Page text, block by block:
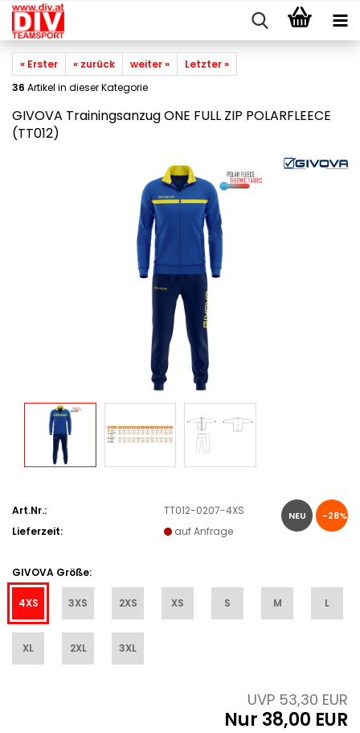
« Erster « zurück weiter »
Letzter »
36 Artikel in dieser Kategorie
GIVOVA Trainingsanzug ONE FULL ZIP POLARFLEECE
(TT012)
NEU -28%
Art.Nr.:
TT012-0207-4XS
Lieferzeit:
auf Anfrage
GIVOVA Größe:
4XS 3XS 2XS XS S M L
XL 2XL 3XL
UVP 53,30 EUR
Nur 38,00 EUR